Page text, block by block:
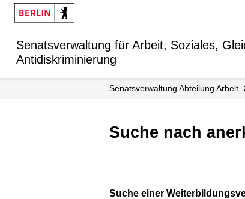
Senatsverwaltung für Arbeit, Soziales,
Antidiskriminierung
Senats­verwaltung Abteilung Arbeit
Suche nach
Suche einer